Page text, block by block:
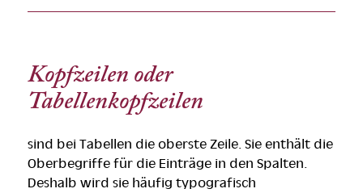
Kopfzeilen oder
Tabellenkopfzeilen
sind bei Tabellen die oberste Zeile. Sie enthält die
Oberbegriffe für die Einträge in den Spalten.
Deshalb wird sie häufig typografisch